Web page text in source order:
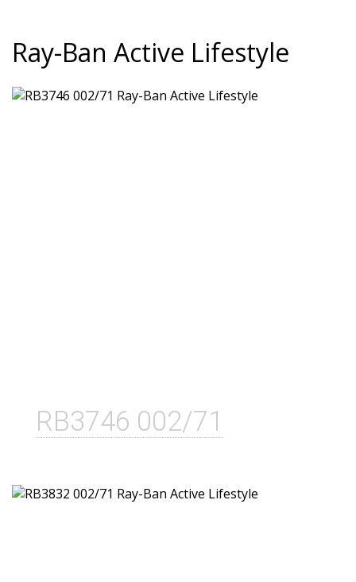
Ray-Ban Active Lifestyle
RB3746 002/71